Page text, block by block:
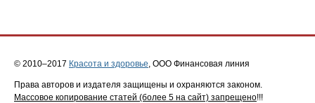
© 2010–2017 Красота и здоровье, ООО Финансовая линия
Права авторов и издателя защищены и охраняются законом.
Массовое копирование статей (более 5 на сайт) запрещено!!!